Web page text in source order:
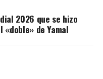
2026 que se hizo
de Yamal